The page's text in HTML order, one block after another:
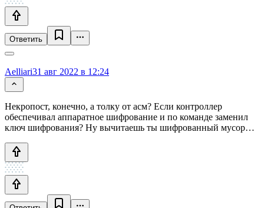
Ответить
Aelliari31 авг 2022 в 12:24
Некропост, конечно, а толку от асм? Если контроллер
обеспечивал аппаратное шифрование и по команде заменил
ключ шифрования? Ну вычитаешь ты шифрованный мусор…